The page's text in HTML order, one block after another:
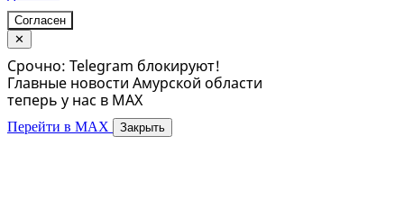
Согласен
✕
Срочно: Telegram блокируют!
Главные новости Амурской области
теперь у нас в MAX
Перейти в MAX Закрыть